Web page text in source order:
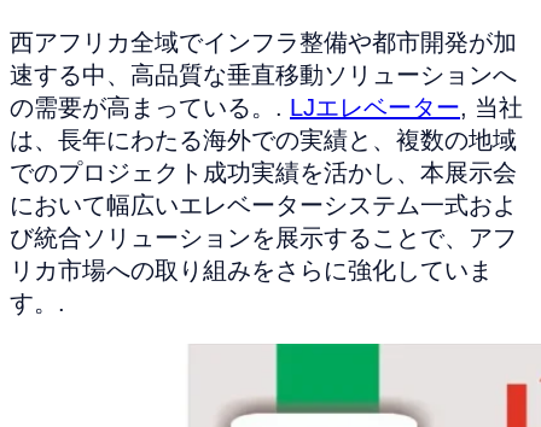
西アフリカ全域でインフラ整備や都市開発が加
速する中、高品質な垂直移動ソリューションへ
の需要が高まっている。. LJエレベーター, 当社
は、長年にわたる海外での実績と、複数の地域
でのプロジェクト成功実績を活かし、本展示会
において幅広いエレベーターシステム一式およ
び統合ソリューションを展示することで、アフ
リカ市場への取り組みをさらに強化していま
す。.